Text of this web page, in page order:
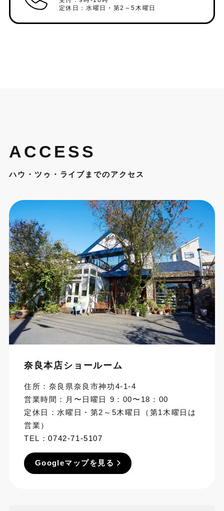
定休日：水曜日・第2～5木曜日
ACCESS
ハウ・ツゥ・ライブまでのアクセス
奈良本店ショールーム
住所：奈良県奈良市神功4-1-4
営業時間：月〜日曜日 9：00〜18：00
定休日：水曜日・第2～5木曜日（第1木曜日は
営業）
TEL：0742-71-5107
Googleマップを見る